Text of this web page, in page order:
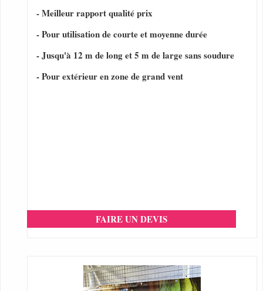
- Meilleur rapport qualité prix
- Pour utilisation de courte et moyenne durée
- Jusqu'à 12 m de long et 5 m de large sans soudure
- Pour extérieur en zone de grand vent
FAIRE UN DEVIS